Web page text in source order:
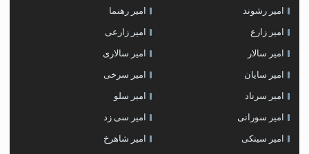
امیر رشوند امیر رهنما
امیر زارع امیر زارعی
امیر سالار امیر سالاری
امیر سایان امیر سرخی
امیر سرناد امیر سلو
امیر سورانی امیر سی زد
امیر سینکی امیر شاهرخ